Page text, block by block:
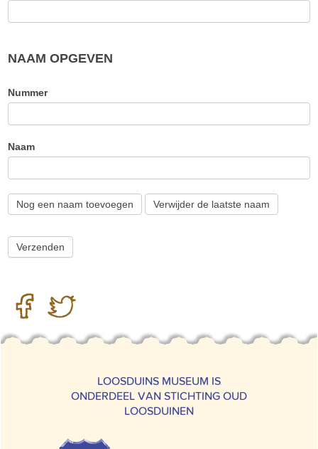
NAAM OPGEVEN
Nummer
Naam
Nog een naam toevoegen Verwijder de laatste naam
LOOSDUINS MUSEUM IS
ONDERDEEL VAN STICHTING OUD
LOOSDUINEN